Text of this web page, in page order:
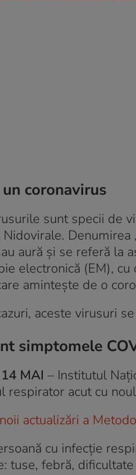
coronavirus
sunt specii de
Denumirea
aură și se referă la
electronică (EM),
amintește de o
aceste virusuri
simptomele
MAI – Institutul
respirator acut cu
noii actualizări a
cu infecție
tuse, febră,